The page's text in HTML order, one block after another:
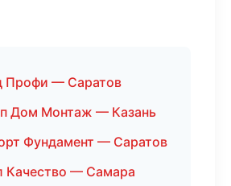
Профи — Саратов
Дом Монтаж — Казань
Фундамент — Саратов
Качество — Самара